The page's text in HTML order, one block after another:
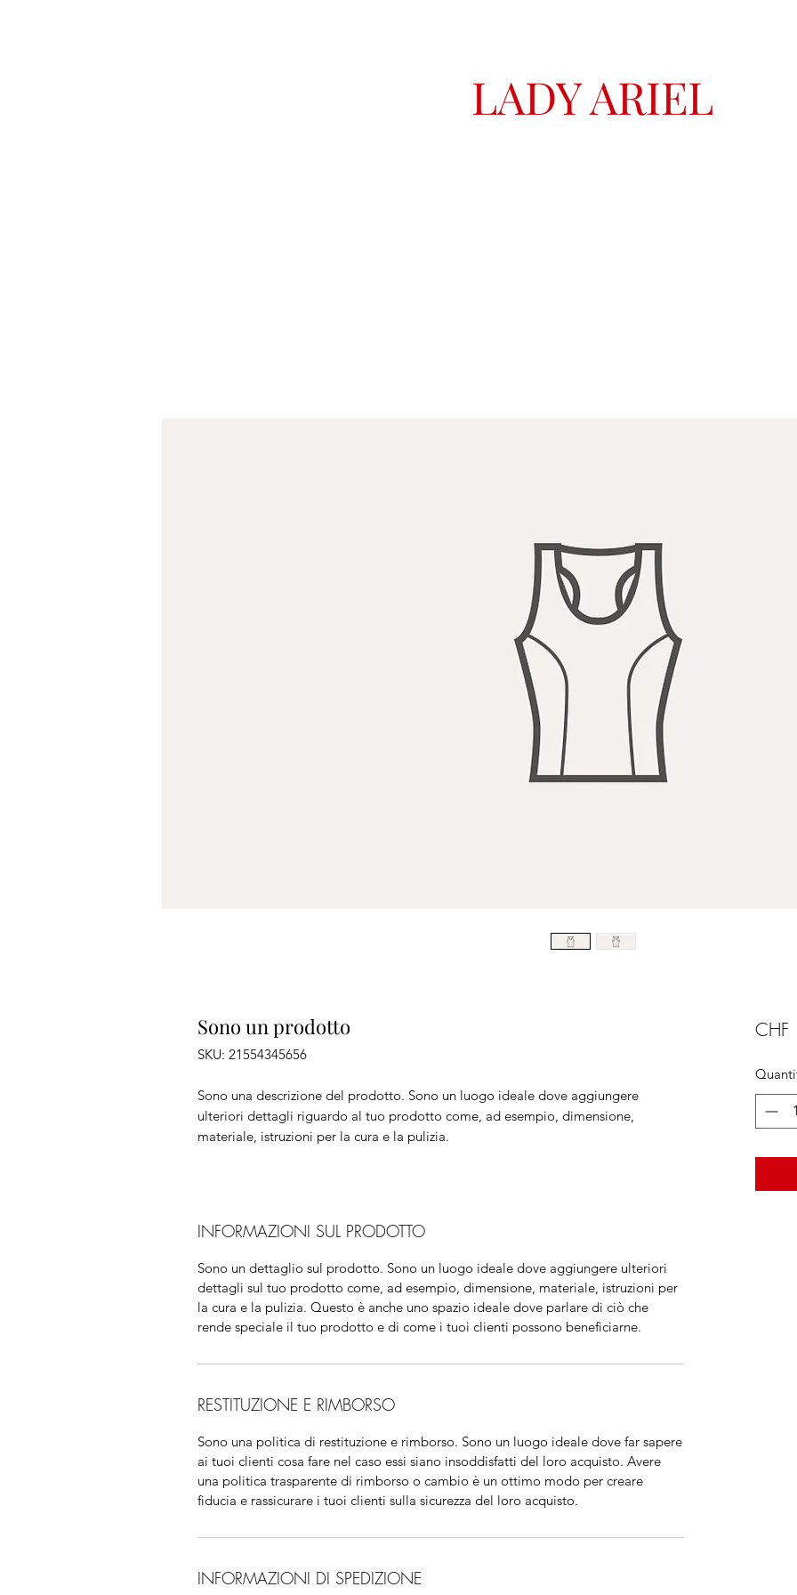
LADY ARIEL
Sono un prodotto
SKU: 21554345656
Sono una descrizione del prodotto. Sono un luogo ideale dove aggiungere
ulteriori dettagli riguardo al tuo prodotto come, ad esempio, dimensione,
materiale, istruzioni per la cura e la pulizia.
INFORMAZIONI SUL PRODOTTO
Sono un dettaglio sul prodotto. Sono un luogo ideale dove aggiungere ulteriori
dettagli sul tuo prodotto come, ad esempio, dimensione, materiale, istruzioni per
la cura e la pulizia. Questo è anche uno spazio ideale dove parlare di ciò che
rende speciale il tuo prodotto e di come i tuoi clienti possono beneficiarne.
RESTITUZIONE E RIMBORSO
Sono una politica di restituzione e rimborso. Sono un luogo ideale dove far sapere
ai tuoi clienti cosa fare nel caso essi siano insoddisfatti del loro acquisto. Avere
una politica trasparente di rimborso o cambio è un ottimo modo per creare
fiducia e rassicurare i tuoi clienti sulla sicurezza del loro acquisto.
INFORMAZIONI DI SPEDIZIONE